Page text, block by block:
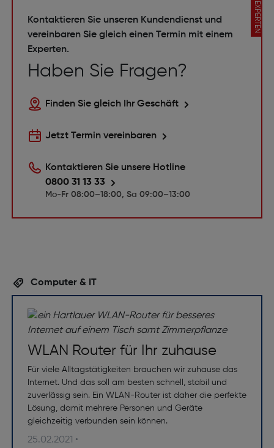
EXPERTEN
Kontaktieren Sie unseren Kundendienst und
vereinbaren Sie gleich einen Termin mit einem
Experten.
Haben Sie Fragen?
Finden Sie gleich Ihr Geschäft
Jetzt Termin vereinbaren
Kontaktieren Sie unsere Hotline
0800 31 13 33
Mo-Fr 08:00–18:00, Sa 09:00–13:00
Computer & IT
WLAN Router für Ihr zuhause
Für viele Alltagstätigkeiten brauchen wir zuhause das
Internet. Und das soll am besten schnell, stabil und
zuverlässig sein. Ein WLAN-Router ist daher die perfekte
Lösung, damit mehrere Personen und Geräte
gleichzeitig verbunden sein können.
25.02.2021 •